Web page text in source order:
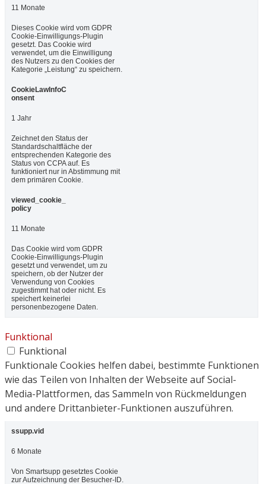
11 Monate
Dieses Cookie wird vom GDPR
Cookie-Einwilligungs-Plugin
gesetzt. Das Cookie wird
verwendet, um die Einwilligung
des Nutzers zu den Cookies der
Kategorie „Leistung“ zu speichern.
CookieLawInfoC
onsent
1 Jahr
Zeichnet den Status der
Standardschaltfläche der
entsprechenden Kategorie des
Status von CCPA auf. Es
funktioniert nur in Abstimmung mit
dem primären Cookie.
viewed_cookie_
policy
11 Monate
Das Cookie wird vom GDPR
Cookie-Einwilligungs-Plugin
gesetzt und verwendet, um zu
speichern, ob der Nutzer der
Verwendung von Cookies
zugestimmt hat oder nicht. Es
speichert keinerlei
personenbezogene Daten.
Funktional
Funktional
Funktionale Cookies helfen dabei, bestimmte Funktionen
wie das Teilen von Inhalten der Webseite auf Social-
Media-Plattformen, das Sammeln von Rückmeldungen
und andere Drittanbieter-Funktionen auszuführen.
ssupp.vid
6 Monate
Von Smartsupp gesetztes Cookie
zur Aufzeichnung der Besucher-ID.